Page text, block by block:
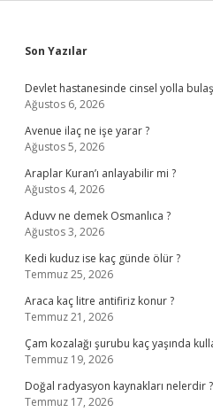
Sidebar
Son Yazılar
Devlet hastanesinde cinsel yolla
Ağustos 6, 2026
Avenue ilaç ne işe yarar ?
Ağustos 5, 2026
Araplar Kuran’ı anlayabilir mi ?
Ağustos 4, 2026
Aduvv ne demek Osmanlıca ?
Ağustos 3, 2026
Kedi kuduz ise kaç günde ölür ?
Temmuz 25, 2026
Araca kaç litre antifiriz konur ?
Temmuz 21, 2026
Çam kozalağı şurubu kaç yaşında
Temmuz 19, 2026
Doğal radyasyon kaynakları nelerdir ?
Temmuz 17, 2026